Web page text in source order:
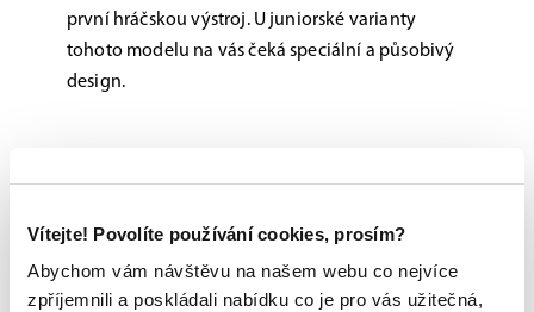
Vítejte! Povolíte používání cookies, prosím?
Abychom vám návštěvu na našem webu co nejvíce
zpříjemnili a poskládali nabídku co je pro vás užitečná,
první hráčskou výstroj. U juniorské varianty
tohoto modelu na vás čeká speciální a působivý
design.
jedné z prodejen
Originální zboží s garancí záruky přímo